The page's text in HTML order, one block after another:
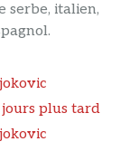
serbe, italien,
plus tard